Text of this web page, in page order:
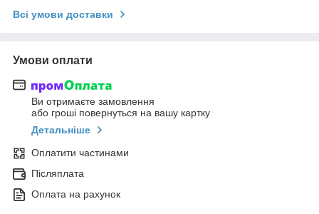
Всі умови доставки
Умови оплати
Ви отримаєте замовлення
або гроші повернуться на вашу картку
Детальніше
Оплатити частинами
Післяплата
Оплата на рахунок